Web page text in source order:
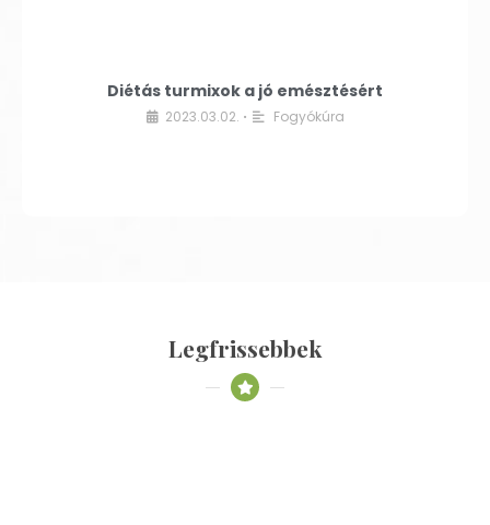
Diétás turmixok a jó emésztésért
2023.03.02. • Fogyókúra
Legfrissebbek